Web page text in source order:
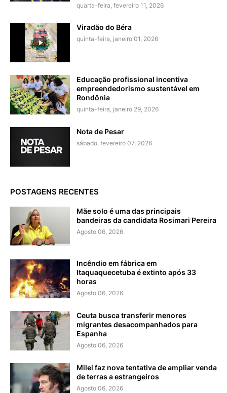
quarta-feira, fevereiro 11, 2026
Viradão do Béra
quinta-feira, janeiro 01, 2026
Educação profissional incentiva
empreendedorismo sustentável em
Rondônia
quinta-feira, janeiro 29, 2026
Nota de Pesar
sábado, fevereiro 07, 2026
POSTAGENS RECENTES
Mãe solo é uma das principais
bandeiras da candidata Rosimari Pereira
Agosto 06, 2026
Incêndio em fábrica em
Itaquaquecetuba é extinto após 33
horas
Agosto 06, 2026
Ceuta busca transferir menores
migrantes desacompanhados para
Espanha
Agosto 06, 2026
Milei faz nova tentativa de ampliar venda
de terras a estrangeiros
Agosto 06, 2026